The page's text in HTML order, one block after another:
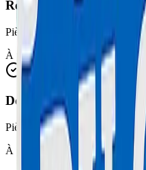
Récupération de données
Pièces et main d'œuvre incluses
À partir de 35€
Déblocage & Software
Pièces et main d'œuvre incluses
À partir de 20€